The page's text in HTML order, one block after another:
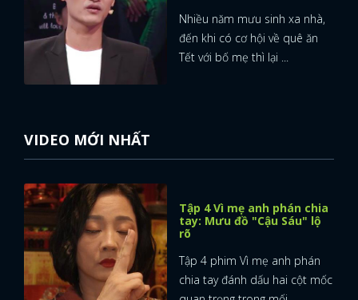
Nhiều năm mưu sinh xa nhà,
đến khi có cơ hội về quê ăn
Tết với bố mẹ thì lại ...
VIDEO MỚI NHẤT
Tập 4 Vì mẹ anh phán chia
tay: Mưu đồ "Cậu Sáu" lộ
rõ
Tập 4 phim Vì mẹ anh phán
chia tay đánh dấu hai cột mốc